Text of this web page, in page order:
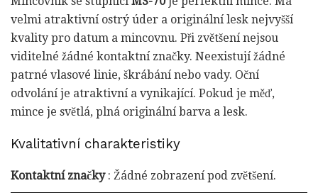
velmi atraktivní ostrý úder a originální lesk nejvyšší
kvality pro datum a mincovnu. Při zvětšení nejsou
viditelné žádné kontaktní značky. Neexistují žádné
patrné vlasové linie, škrábání nebo vady. Oční
odvolání je atraktivní a vynikající. Pokud je měď,
mince je světlá, plná originální barva a lesk.
Kvalitativní charakteristiky
Kontaktní značky: Žádné zobrazení pod zvětšení.